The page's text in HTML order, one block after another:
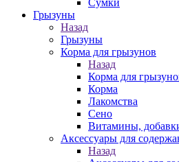
Сумки
Грызуны
Назад
Грызуны
Корма для грызунов
Назад
Корма для
Корма
Лакомства
Сено
Витамины,
Аксессуары для
Назад